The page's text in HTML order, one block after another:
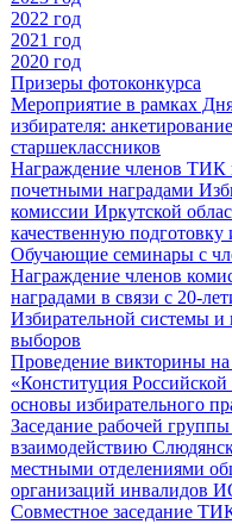
2022 год
2021 год
2020 год
Призеры фотоконкурса
Мероприятие в рамках
избирателя:
старшеклассников
Награждение членов
почетными наградами
комиссии Иркутской
качественную подготовку
Обучающие семинары с
Награждение членов
наградами в связи с 20-
Избирательной системы и
выборов
Проведение викторины на
«Конституция
основы избирательного
Заседание рабочей
взаимодействию
местными отделениями
организаций инвалидов
Совместное заседание